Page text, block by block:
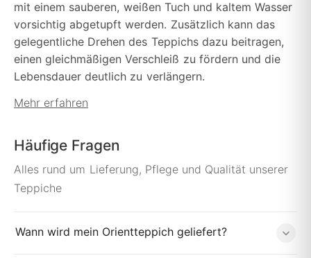
mit einem sauberen, weißen Tuch und kaltem Wasser
vorsichtig abgetupft werden. Zusätzlich kann das
gelegentliche Drehen des Teppichs dazu beitragen,
einen gleichmäßigen Verschleiß zu fördern und die
Lebensdauer deutlich zu verlängern.
Mehr erfahren
Häufige Fragen
Alles rund um Lieferung, Pflege und Qualität unserer
Teppiche
Wann wird mein Orientteppich geliefert?